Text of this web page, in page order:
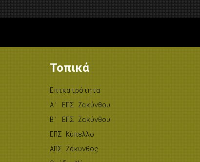
Τοπικά
Επικαιρότητα
A’ ΕΠΣ Ζακύνθου
B’ ΕΠΣ Ζακύνθου
ΕΠΣ Κύπελλο
ΑΠΣ Ζάκυνθος